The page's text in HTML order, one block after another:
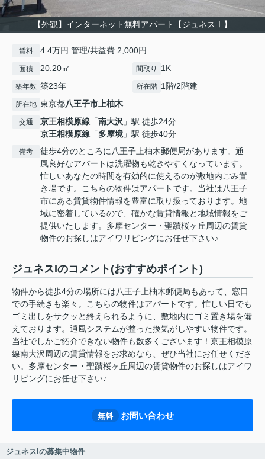
【外観】インターネット無料アパート【ジュネスⅠ】
賃料 4.4万円 管理/共益費 2,000円
面積 20.20㎡ 間取り 1K
築年数 築23年 所在階 1階/2階建
所在地 東京都八王子市上柚木
交通 京王相模原線 「南大沢 」駅 徒歩24分
京王相模原線 「多摩境」駅 徒歩40分
備考
徒歩4分のところに八王子上柚木郵便局があります。通
風良好なアパートは洗濯物も乾きやすくなっています。
忙しいあなたの時間を有効的に使えるのが敷地内ごみ置
き場です。こちらの物件はアパートです。当社は八王子
市にある賃貸物件情報を豊富に取り扱っております。地
域に密着しているので、確かな賃貸情報と地域情報をご
提供いたします。多摩センター・聖蹟桜ヶ丘周辺の賃貸
物件のお探しはアイワリビングにお任せ下さい♪
ジュネスIのコメント(おすすめポイント)
物件から徒歩4分の場所には八王子上柚木郵便局もあって、窓口
での手続きも楽々。こちらの物件はアパートです。忙しい日でも
ゴミ出しをサクッと終えられるように、敷地内にゴミ置き場を備
えております。通風システムが整った換気がしやすい物件です。
当社でしかご紹介できない物件も数多くございます！京王相模原
線南大沢周辺の賃貸情報をお求めなら、ぜひ当社にお任せくださ
い。多摩センター・聖蹟桜ヶ丘周辺の賃貸物件のお探しはアイワ
リビングにお任せ下さい♪
無料 お問い合わせ
ジュネスIの募集中物件